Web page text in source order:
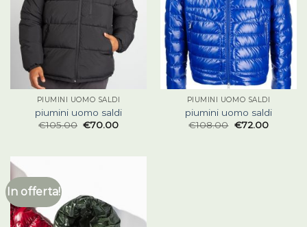
PIUMINI UOMO SALDI
piumini uomo saldi
€105.00 €70.00
PIUMINI UOMO SALDI
piumini uomo saldi
€108.00 €72.00
In offerta!